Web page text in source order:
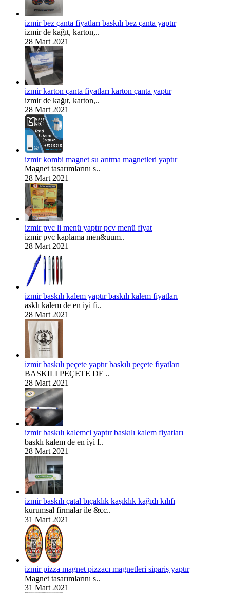
izmir bez çanta fiyatları baskılı bez çanta yaptır
izmir de kağıt, karton,..
28 Mart 2021
izmir karton çanta fiyatları karton çanta yaptır
izmir de kağıt, karton,..
28 Mart 2021
izmir kombi magnet su arıtma magnetleri yaptır
Magnet tasarımlarını s..
28 Mart 2021
izmir pvc li menü yaptır pcv menü fiyat
izmir pvc kaplama men&uum..
28 Mart 2021
izmir baskılı kalem yaptır baskılı kalem fiyatları
asklı kalem de en iyi fi..
28 Mart 2021
izmir baskılı peçete yaptır baskılı peçete fiyatları
BASKILI PEÇETE DE ..
28 Mart 2021
izmir baskılı kalemci yaptır baskılı kalem fiyatları
basklı kalem de en iyi f..
28 Mart 2021
izmir baskılı çatal bıçaklık kaşıklık kağıdı kılıfı
kurumsal firmalar ile &cc..
31 Mart 2021
izmir pizza magnet pizzacı magnetleri sipariş yaptır
Magnet tasarımlarını s..
31 Mart 2021